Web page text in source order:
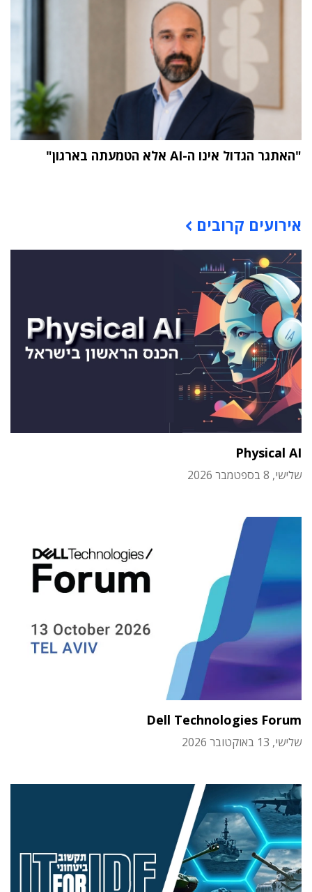
"האתגר הגדול אינו ה-AI אלא הטמעתה בארגון"
אירועים קרובים
Physical AI
שלישי, 8 בספטמבר 2026
Dell Technologies Forum
שלישי, 13 באוקטובר 2026